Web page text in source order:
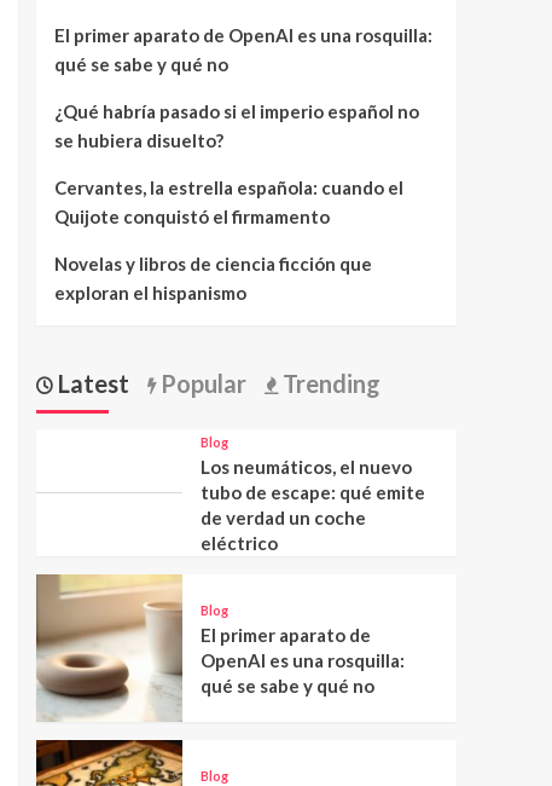
El primer aparato de OpenAI es una rosquilla:
qué se sabe y qué no
¿Qué habría pasado si el imperio español no
se hubiera disuelto?
Cervantes, la estrella española: cuando el
Quijote conquistó el firmamento
Novelas y libros de ciencia ficción que
exploran el hispanismo
Latest Popular Trending
Blog
Los neumáticos, el nuevo
tubo de escape: qué emite
de verdad un coche
eléctrico
Blog
El primer aparato de
OpenAI es una rosquilla:
qué se sabe y qué no
Blog